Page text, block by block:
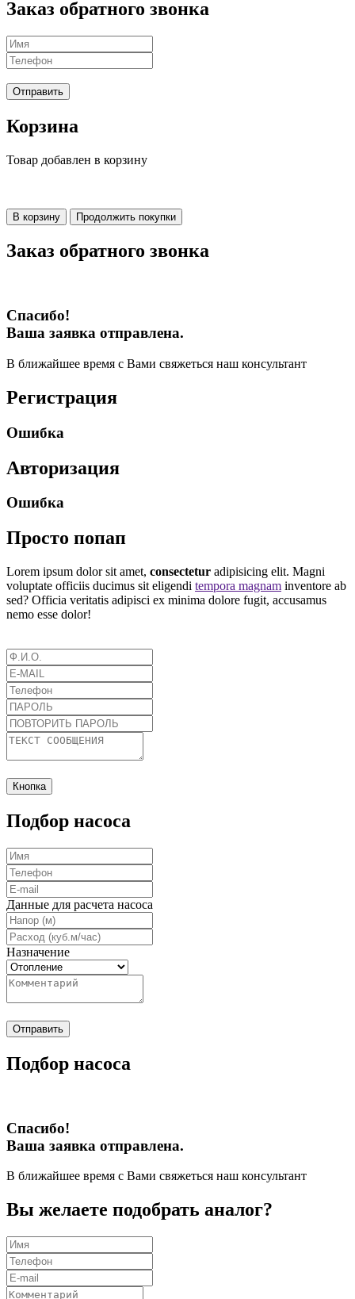
Заказ обратного звонка
Отправить
Корзина
Товар добавлен в корзину
В корзину Продолжить покупки
Заказ обратного звонка
Спасибо!
Ваша заявка отправлена.
В ближайшее время с Вами свяжеться наш консультант
Регистрация
Ошибка
Авторизация
Ошибка
Просто попап
Lorem ipsum dolor sit amet, consectetur adipisicing elit. Magni
voluptate officiis ducimus sit eligendi tempora magnam inventore ab
sed? Officia veritatis adipisci ex minima dolore fugit, accusamus
nemo esse dolor!
Кнопка
Подбор насоса
Данные для расчета насоса
Назначение
Отправить
Подбор насоса
Спасибо!
Ваша заявка отправлена.
В ближайшее время с Вами свяжеться наш консультант
Вы желаете подобрать аналог?